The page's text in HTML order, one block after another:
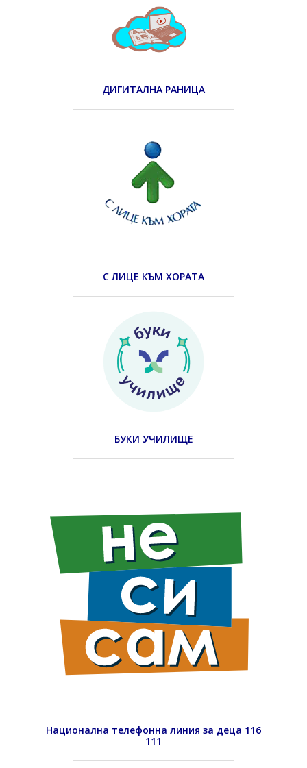
ДИГИТАЛНА РАНИЦА
С ЛИЦЕ КЪМ ХОРАТА
БУКИ УЧИЛИЩЕ
Национална телефонна линия за деца 116
111